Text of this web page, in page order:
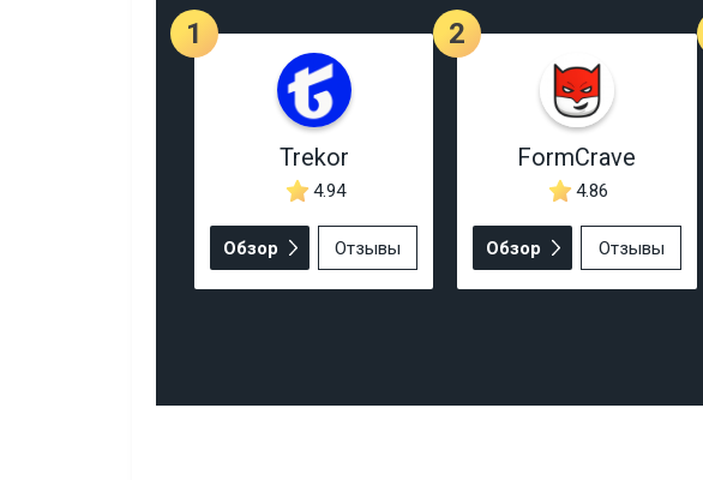
1
Trekor
4.94
Обзор Отзывы
2
FormCrave
4.86
Обзор Отзывы